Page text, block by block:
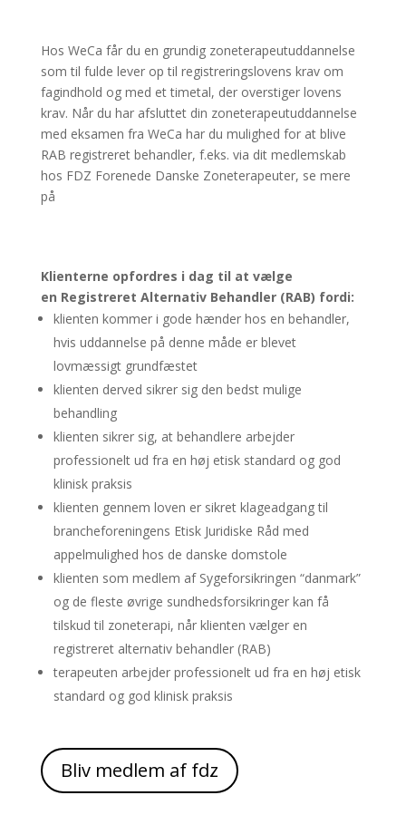
Hos WeCa får du en grundig zoneterapeutuddannelse
som til fulde lever op til registreringslovens krav om
fagindhold og med et timetal, der overstiger lovens
krav. Når du har afsluttet din zoneterapeutuddannelse
med eksamen fra WeCa har du mulighed for at blive
RAB registreret behandler, f.eks. via dit medlemskab
hos FDZ Forenede Danske Zoneterapeuter, se mere
på
Klienterne opfordres i dag til at vælge
en Registreret Alternativ Behandler (RAB) fordi:
klienten kommer i gode hænder hos en behandler,
hvis uddannelse på denne måde er blevet
lovmæssigt grundfæstet
klienten derved sikrer sig den bedst mulige
behandling
klienten sikrer sig, at behandlere arbejder
professionelt ud fra en høj etisk standard og god
klinisk praksis
klienten gennem loven er sikret klageadgang til
brancheforeningens Etisk Juridiske Råd med
appelmulighed hos de danske domstole
klienten som medlem af Sygeforsikringen “danmark”
og de fleste øvrige sundhedsforsikringer kan få
tilskud til zoneterapi, når klienten vælger en
registreret alternativ behandler (RAB)
terapeuten arbejder professionelt ud fra en høj etisk
standard og god klinisk praksis
Bliv medlem af fdz